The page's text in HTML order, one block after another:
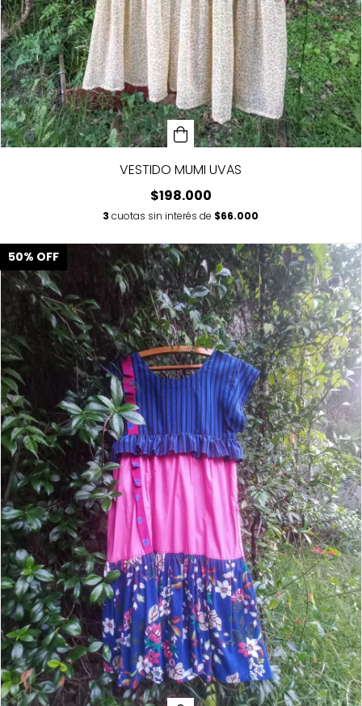
VESTIDO MUMI UVAS
$198.000
3 cuotas sin interés de $66.000
50% OFF